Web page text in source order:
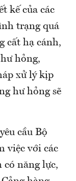
kế của các
trạng quá
cất hạ cánh,
hỏng,
xử lý kịp
hư hỏng sẽ
cầu Bộ
việc với các
có năng lực,